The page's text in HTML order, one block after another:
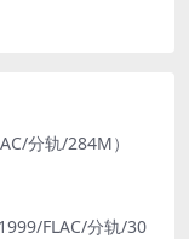
分轨/284M）
FLAC/分轨/30